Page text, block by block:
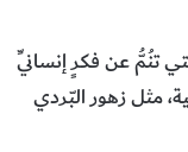
تنُمُّ عن فكرٍ إنسانيِّ
مثل زهور البّردي